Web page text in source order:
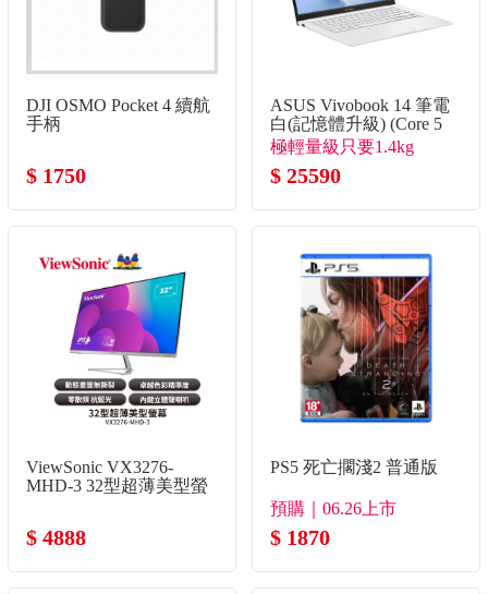
DJI OSMO Pocket 4 續航
手柄
$ 1750
ASUS Vivobook 14 筆電
白(記憶體升級) (Core 5
120U/8G+16G/512G
SSD/W11)
極輕量級只要1.4kg
$ 25590
ViewSonic VX3276-
MHD-3 32型超薄美型螢
$ 4888
PS5 死亡擱淺2 普通版
預購｜06.26上市
$ 1870